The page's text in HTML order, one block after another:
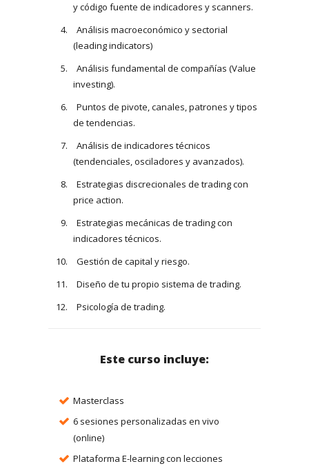
y código fuente de indicadores y scanners.
Análisis macroeconómico y sectorial
(leading indicators)
Análisis fundamental de compañías (Value
investing).
Puntos de pivote, canales, patrones y tipos
de tendencias.
Análisis de indicadores técnicos
(tendenciales, osciladores y avanzados).
Estrategias discrecionales de trading con
price action.
Estrategias mecánicas de trading con
indicadores técnicos.
Gestión de capital y riesgo.
Diseño de tu propio sistema de trading.
Psicología de trading.
Este curso incluye:
Masterclass
6 sesiones personalizadas en vivo
(online)
Plataforma E-learning con lecciones